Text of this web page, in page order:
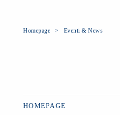
Homepage Eventi & News
HOMEPAGE